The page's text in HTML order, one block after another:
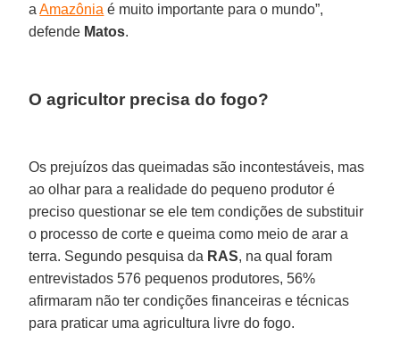
aAmazônia é muito importante para o mundo”,
defende Matos.
O agricultor precisa do fogo?
Os prejuízos das queimadas são incontestáveis, mas
ao olhar para a realidade do pequeno produtor é
preciso questionar se ele tem condições de substituir
o processo de corte e queima como meio de arar a
terra. Segundo pesquisa da RAS, na qual foram
entrevistados 576 pequenos produtores, 56%
afirmaram não ter condições financeiras e técnicas
para praticar uma agricultura livre do fogo.